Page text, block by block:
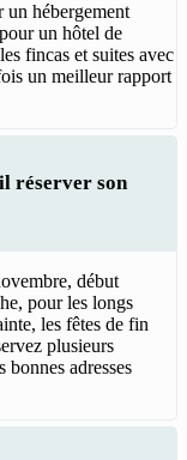
un hébergement
un hôtel de
fincas et suites avec
un meilleur rapport
réserver son
début
pour les longs
les fêtes de fin
plusieurs
bonnes adresses